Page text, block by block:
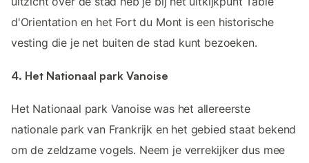
d'Orientation en het Fort du Mont is een historische
vesting die je net buiten de stad kunt bezoeken.
4. Het Nationaal park Vanoise
Het Nationaal park Vanoise was het allereerste
nationale park van Frankrijk en het gebied staat bekend
om de zeldzame vogels. Neem je verrekijker dus mee